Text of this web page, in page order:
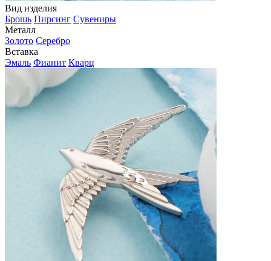
Вид изделия
Брошь Пирсинг Сувениры
Металл
Золото Серебро
Вставка
Эмаль Фианит Кварц